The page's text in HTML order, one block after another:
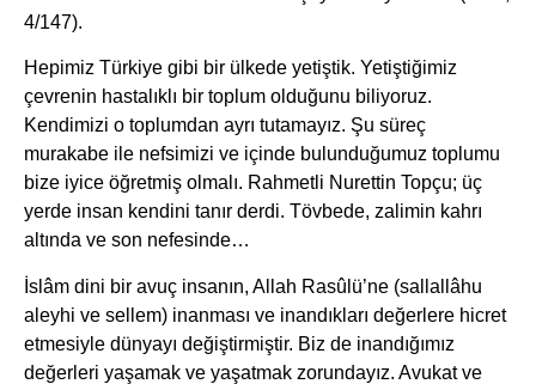
4/147).
Hepimiz Türkiye gibi bir ülkede yetiştik. Yetiştiğimiz
çevrenin hastalıklı bir toplum olduğunu biliyoruz.
Kendimizi o toplumdan ayrı tutamayız. Şu süreç
murakabe ile nefsimizi ve içinde bulunduğumuz toplumu
bize iyice öğretmiş olmalı. Rahmetli Nurettin Topçu; üç
yerde insan kendini tanır derdi. Tövbede, zalimin kahrı
altında ve son nefesinde…
İslâm dini bir avuç insanın, Allah Rasûlü’ne (sallallâhu
aleyhi ve sellem) inanması ve inandıkları değerlere hicret
etmesiyle dünyayı değiştirmiştir. Biz de inandığımız
değerleri yaşamak ve yaşatmak zorundayız. Avukat ve